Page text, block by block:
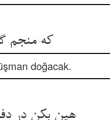
که منجم گفته کاندر حکم سال ** زاد خواهد دشمنی بهر قتال
doğacak.